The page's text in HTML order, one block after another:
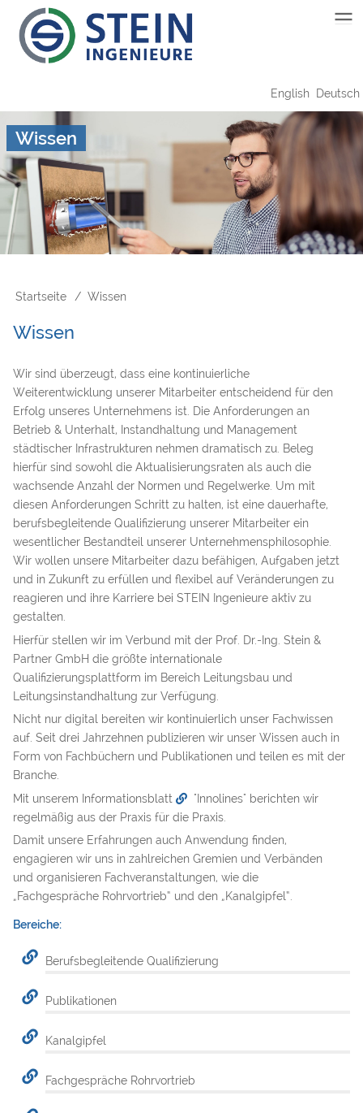
zum
Inhalt
Main
navigation
English Deutsch
Wissen
Pfadnavigation
Startseite Wissen
Wissen
Wir sind überzeugt, dass eine kontinuierliche
Weiterentwicklung unserer Mitarbeiter entscheidend für den
Erfolg unseres Unternehmens ist. Die Anforderungen an
Betrieb & Unterhalt, Instandhaltung und Management
städtischer Infrastrukturen nehmen dramatisch zu. Beleg
hierfür sind sowohl die Aktualisierungsraten als auch die
wachsende Anzahl der Normen und Regelwerke. Um mit
diesen Anforderungen Schritt zu halten, ist eine dauerhafte,
berufsbegleitende Qualifizierung unserer Mitarbeiter ein
wesentlicher Bestandteil unserer Unternehmensphilosophie.
Wir wollen unsere Mitarbeiter dazu befähigen, Aufgaben jetzt
und in Zukunft zu erfüllen und flexibel auf Veränderungen zu
reagieren und ihre Karriere bei STEIN Ingenieure aktiv zu
gestalten.
Hierfür stellen wir im Verbund mit der Prof. Dr.-Ing. Stein &
Partner GmbH die größte internationale
Qualifizierungsplattform im Bereich Leitungsbau und
Leitungsinstandhaltung zur Verfügung.
Nicht nur digital bereiten wir kontinuierlich unser Fachwissen
auf. Seit drei Jahrzehnen publizieren wir unser Wissen auch in
Form von Fachbüchern und Publikationen und teilen es mit der
Branche.
Mit unserem Informationsblatt
"Innolines" berichten wir
regelmäßig aus der Praxis für die Praxis.
Damit unsere Erfahrungen auch Anwendung finden,
engagieren wir uns in zahlreichen Gremien und Verbänden
und organisieren Fachveranstaltungen, wie die
„Fachgespräche Rohrvortrieb“ und den „Kanalgipfel“.
Bereiche:
Berufsbegleitende Qualifizierung
Publikationen
Kanalgipfel
Fachgespräche Rohrvortrieb